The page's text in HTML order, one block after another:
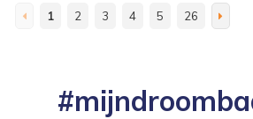
1 2 3 4 5 26